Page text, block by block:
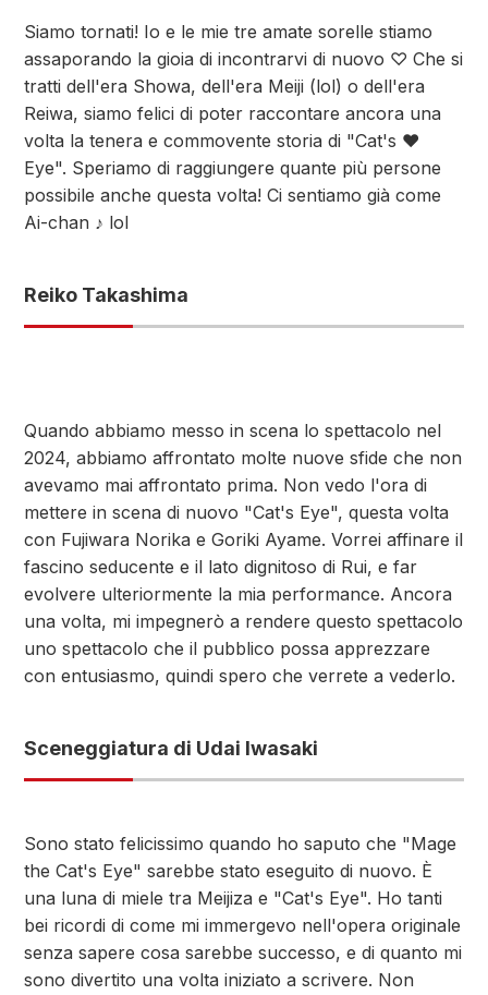
Siamo tornati! Io e le mie tre amate sorelle stiamo
assaporando la gioia di incontrarvi di nuovo ♡ Che si
tratti dell'era Showa, dell'era Meiji (lol) o dell'era
Reiwa, siamo felici di poter raccontare ancora una
volta la tenera e commovente storia di "Cat's ♥
Eye". Speriamo di raggiungere quante più persone
possibile anche questa volta! Ci sentiamo già come
Ai-chan ♪ lol
Reiko Takashima
Quando abbiamo messo in scena lo spettacolo nel
2024, abbiamo affrontato molte nuove sfide che non
avevamo mai affrontato prima. Non vedo l'ora di
mettere in scena di nuovo "Cat's Eye", questa volta
con Fujiwara Norika e Goriki Ayame. Vorrei affinare il
fascino seducente e il lato dignitoso di Rui, e far
evolvere ulteriormente la mia performance. Ancora
una volta, mi impegnerò a rendere questo spettacolo
uno spettacolo che il pubblico possa apprezzare
con entusiasmo, quindi spero che verrete a vederlo.
Sceneggiatura di Udai Iwasaki
Sono stato felicissimo quando ho saputo che "Mage
the Cat's Eye" sarebbe stato eseguito di nuovo. È
una luna di miele tra Meijiza e "Cat's Eye". Ho tanti
bei ricordi di come mi immergevo nell'opera originale
senza sapere cosa sarebbe successo, e di quanto mi
sono divertito una volta iniziato a scrivere. Non